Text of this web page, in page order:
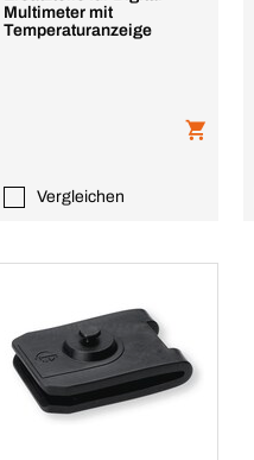
Multimeter mit
Temperaturanzeige
Vergleichen